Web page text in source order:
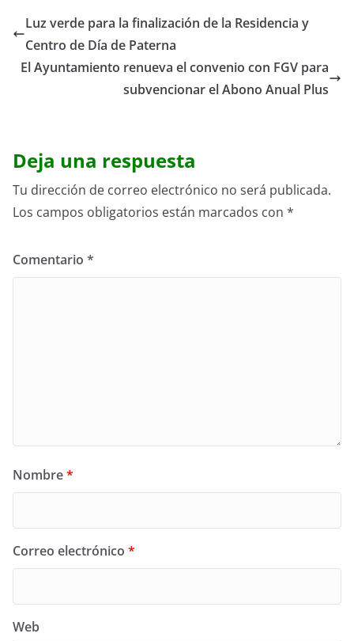
Luz verde para la finalización de la Residencia y
Centro de Día de Paterna
El Ayuntamiento renueva el convenio con FGV para
subvencionar el Abono Anual Plus
Deja una respuesta
Tu dirección de correo electrónico no será publicada.
Los campos obligatorios están marcados con *
Comentario *
Nombre*
Correo electrónico *
Web